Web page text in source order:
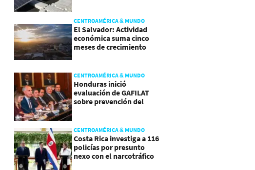
CENTROAMÉRICA & MUNDO
El Salvador: Actividad
económica suma cinco
meses de crecimiento
CENTROAMÉRICA & MUNDO
Honduras inició
evaluación de GAFILAT
sobre prevención del
CENTROAMÉRICA & MUNDO
Costa Rica investiga a 116
policías por presunto
nexo con el narcotráfico